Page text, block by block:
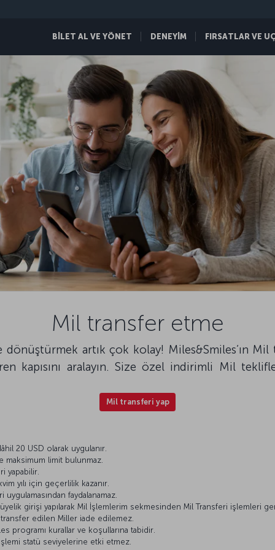
BİLET AL VE YÖNET DENEYİM FIRSATLAR VE
Mil transfer etme
artık çok kolay! Miles&Smiles’ın Mil
kapısını aralayın. Size özel indirimli Mil
Mil transferi yap
20 USD olarak uygulanır.
maksimum limit bulunmaz.
yapabilir.
yılı için geçerlilik kazanır.
faydalanamaz.
girişi yapılarak Mil İşlemlerim sekmesinden Mil Transferi işlemleri
edilen Miller iade edilemez.
programı kurallar ve koşullarına tabidir.
statü seviyelerine etki etmez.